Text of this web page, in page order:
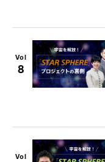
Vol
8
Vol